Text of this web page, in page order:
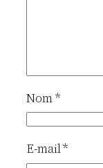
Nom*
E-mail*